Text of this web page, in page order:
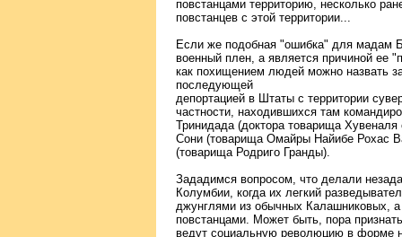
повстанцами территорию, несколько
повстанцев с этой территории...
Если же подобная "ошибка" для мадам
военный плен, а является причиной ее
как похищением людей можно назвать
последующей
депортацией в Штаты с территории
частности, находившихся там
Тринидада (доктора товарища
Сони (товарища Омайры Найибе Рохас
(товарища Родриго Гранды).
Зададимся вопросом, что делали
Колумбии, когда их легкий
джунглями из обычных Калашниковых,
повстанцами. Может быть, пора
ведут социальную революцию в форме